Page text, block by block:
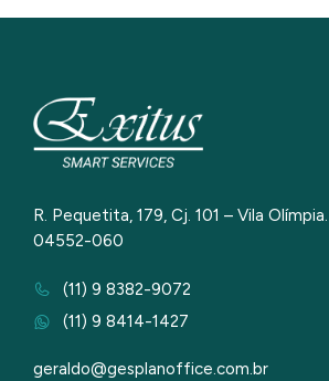
R. Pequetita, 179, Cj. 101 – Vila
04552-060
(11) 9 8382-9072
(11) 9 8414-1427
geraldo@gesplanoffice.com.br